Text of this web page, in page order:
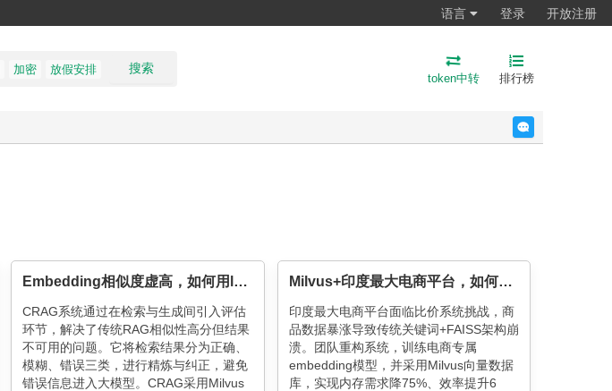
语言 登录 开放注册
搜索
加密 放假安排
token中转 排行榜
Embedding相似度虚高，如何用langchain+Milvus搭建CRAG解决？
CRAG系统通过在检索与生成间引入评估
环节，解决了传统RAG相似性高分但结果
不可用的问题。它将检索结果分为正确、
模糊、错误三类，进行精炼与纠正，避免
错误信息进入大模型。CRAG采用Milvus
Milvus+印度最大电商平台，如何打造服务两亿月活用户的商品比价系统
印度最大电商平台面临比价系统挑战，商
品数据暴涨导致传统关键词+FAISS架构崩
溃。团队重构系统，训练电商专属
embedding模型，并采用Milvus向量数据
库，实现内存需求降75%、效率提升6